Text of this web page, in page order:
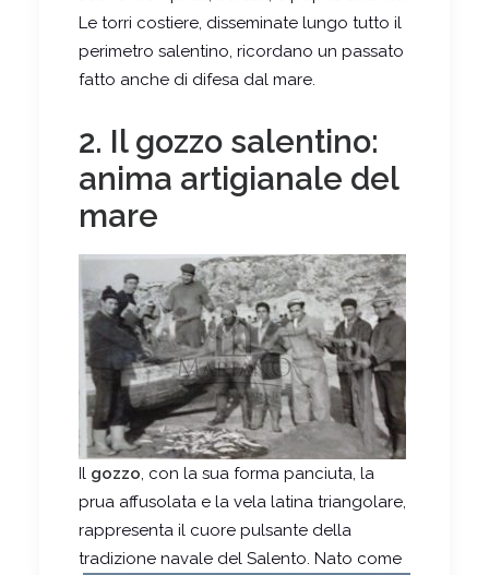
Le torri costiere, disseminate lungo tutto il
perimetro salentino, ricordano un passato
fatto anche di difesa dal mare.
2. Il gozzo salentino:
anima artigianale del
mare
Il gozzo, con la sua forma panciuta, la
prua affusolata e la vela latina triangolare,
rappresenta il cuore pulsante della
tradizione navale del Salento. Nato come